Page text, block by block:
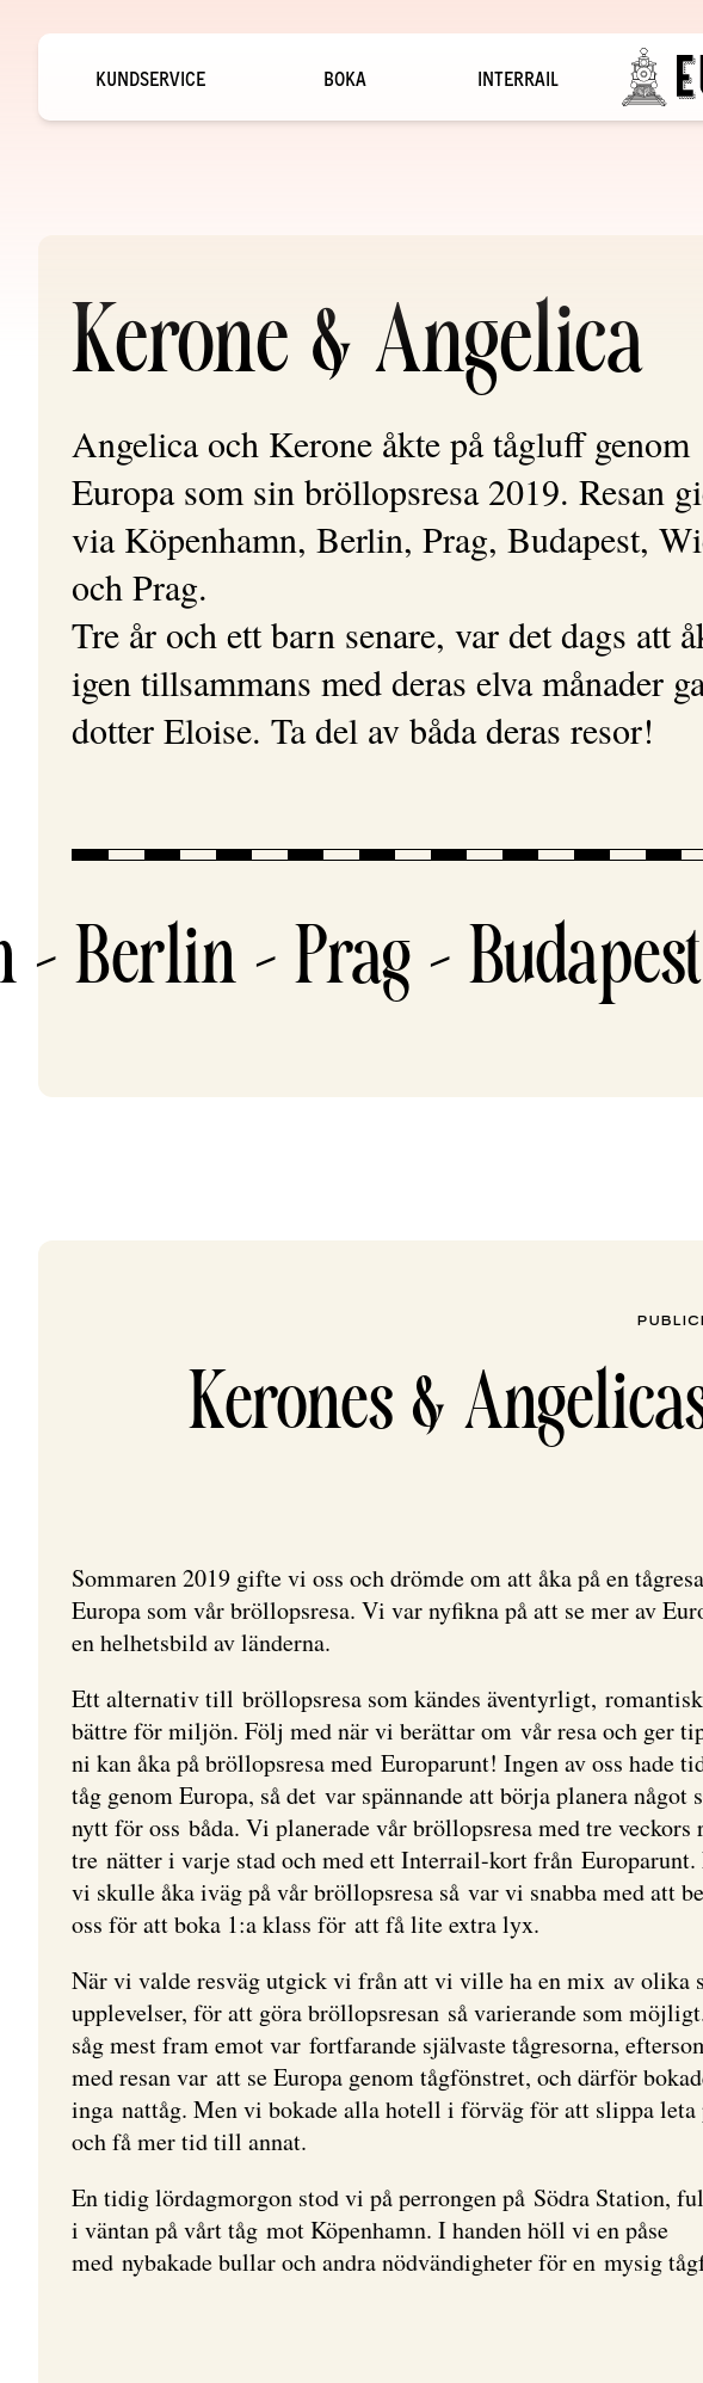
KUNDSERVICE BOKA INTERRAIL
Kerone & Angelica
Angelica och Kerone åkte på tågluff genom
Europa som sin bröllopsresa 2019. Resan
via Köpenhamn, Berlin, Prag, Budapest,
och Prag.
Tre år och ett barn senare, var det dags att
igen tillsammans med deras elva månader
dotter Eloise. Ta del av båda deras resor!
– Prag – Budapest
Kerones &
Sommaren 2019 gifte vi oss och drömde om att åka på en
Europa som vår bröllopsresa. Vi var nyfikna på att se mer av
en helhetsbild av länderna.
Ett alternativ till bröllopsresa som kändes äventyrligt,
bättre för miljön. Följ med när vi berättar om vår resa och ger
ni kan åka på bröllopsresa med Europarunt! Ingen av oss hade
tåg genom Europa, så det var spännande att börja planera något
nytt för oss båda. Vi planerade vår bröllopsresa med tre veckors
tre nätter i varje stad och med ett Interrail-kort från Europarunt.
vi skulle åka iväg på vår bröllopsresa så var vi snabba med att
oss för att boka 1:a klass för att få lite extra lyx.
När vi valde resväg utgick vi från att vi ville ha en mix av olika
upplevelser, för att göra bröllopsresan så varierande som
såg mest fram emot var fortfarande självaste tågresorna,
med resan var att se Europa genom tågfönstret, och därför
inga nattåg. Men vi bokade alla hotell i förväg för att slippa leta
och få mer tid till annat.
En tidig lördagmorgon stod vi på perrongen på Södra Station,
i väntan på vårt tåg mot Köpenhamn. I handen höll vi en påse
med nybakade bullar och andra nödvändigheter för en mysig